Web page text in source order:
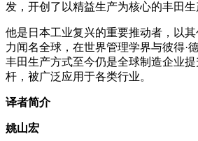
发，开创了以精益生产为核心的丰田生
他是日本工业复兴的重要推动者，以
力闻名全球，在世界管理学界与彼得·
丰田生产方式至今仍是全球制造企业
杆，被广泛应用于各类行业。
译者简介
姚山宏